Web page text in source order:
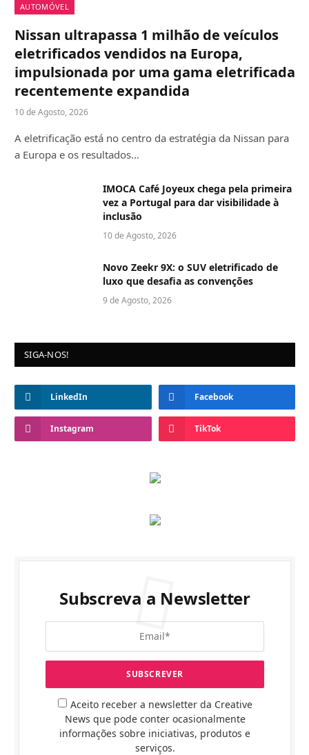
AUTOMÓVEL
Nissan ultrapassa 1 milhão de veículos
eletrificados vendidos na Europa,
impulsionada por uma gama eletrificada
recentemente expandida
10 de Agosto, 2026
A eletrificação está no centro da estratégia da Nissan para
a Europa e os resultados…
IMOCA Café Joyeux chega pela primeira
vez a Portugal para dar visibilidade à
inclusão
10 de Agosto, 2026
Novo Zeekr 9X: o SUV eletrificado de
luxo que desafia as convenções
9 de Agosto, 2026
SIGA-NOS!
LinkedIn Facebook
Instagram TikTok
Subscreva a Newsletter
Aceito receber a newsletter da Creative
News que pode conter ocasionalmente
informações sobre iniciativas, produtos e
serviços.